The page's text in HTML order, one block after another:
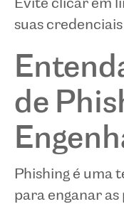
Evite clicar em
suas
de
Phishing é uma
para enganar as